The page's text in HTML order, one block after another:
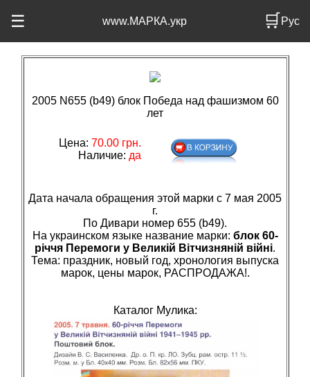
☰ www.МАРКА.укр 🛒Рус
2005 N655 (b49) блок Победа над фашизмом 60
лет
Цена: 70.00 грн.
Наличие: да
Дата начала обращения этой марки с 7 мая 2005
г.
По Дивари номер 655 (b49).
На украинском языке название марки: блок 60-
річчя Перемоги у Великій Вітчизняній війні.
Тема: праздник, новый год, хронология выпуска
марок, цены марок, РАСПРОДАЖА!.
Каталог Мулика: